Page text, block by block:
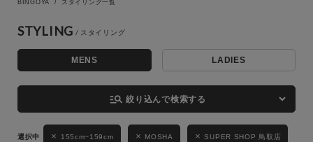
キーワード
性別
BINGOYA スタイリング一覧
STYLING
MENS LADIES
manage_search 絞り込んで検索する
155cm~159cm MOSHA SUPER SHOP 鳥取店